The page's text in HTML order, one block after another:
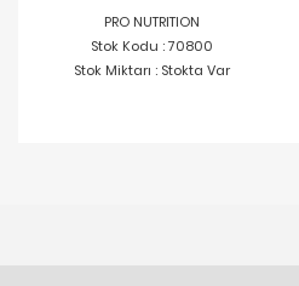
PRO NUTRITION
Stok Kodu : 70800
Stok Miktarı : Stokta Var